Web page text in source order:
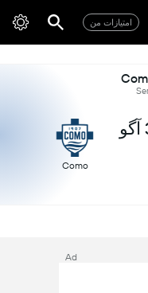
امتیازات من
Como
Ad